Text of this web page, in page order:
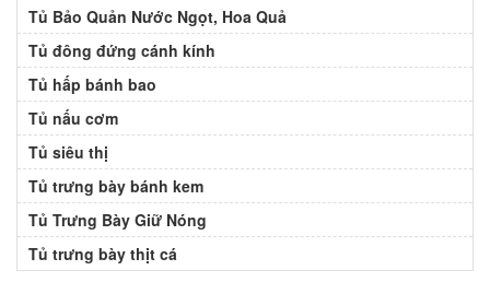
Tủ Bảo Quản Nước Ngọt, Hoa Quả
Tủ đông đứng cánh kính
Tủ hấp bánh bao
Tủ nấu cơm
Tủ siêu thị
Tủ trưng bày bánh kem
Tủ Trưng Bày Giữ Nóng
Tủ trưng bày thịt cá